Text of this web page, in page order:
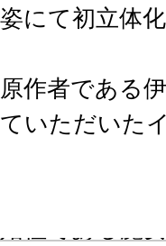
姿にて初立体化
原作者である
ていただいた
るツノや尻尾